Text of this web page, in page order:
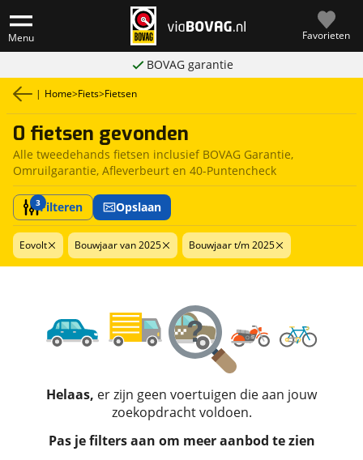
Menu Favorieten
BOVAG garantie
| Home>Fiets>Fietsen
0 fietsen gevonden
Alle tweedehands fietsen inclusief BOVAG Garantie,
Omruilgarantie, Afleverbeurt en 40-Puntencheck
3Filteren Opslaan
Eovolt Bouwjaar van 2025 Bouwjaar t/m 2025
Helaas, er zijn geen voertuigen die aan jouw
zoekopdracht voldoen.
Pas je filters aan om meer aanbod te zien